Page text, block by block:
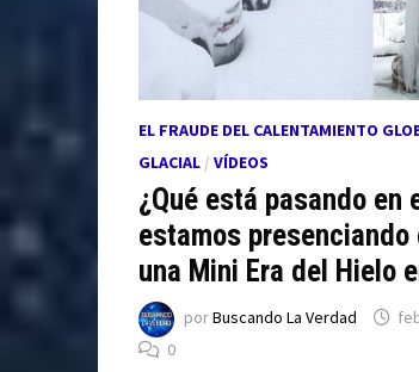
EL FRAUDE DEL CALENTAMIENTO
GLACIAL/ VÍDEOS
¿Qué está pasando en
estamos
una Mini Era del Hielo
porBuscando La Verdad
0